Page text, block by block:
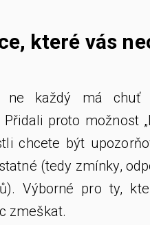
které vás
ne každý má chuť
proto možnost
chcete být
(tedy zmínky,
Výborné pro ty,
zmeškat.